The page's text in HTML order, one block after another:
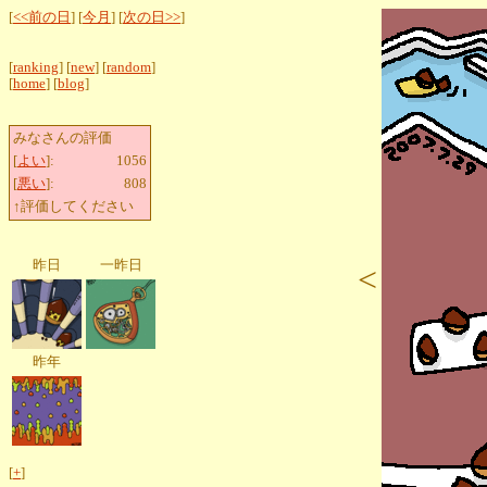
[<<前の日 ] [今月 ] [次の日>>]
[ranking] [new] [random]
[home] [blog]
みなさんの評価
[よい]:
1056
[悪い]:
808
↑評価してください
昨日 一昨日
昨年
[+]
<